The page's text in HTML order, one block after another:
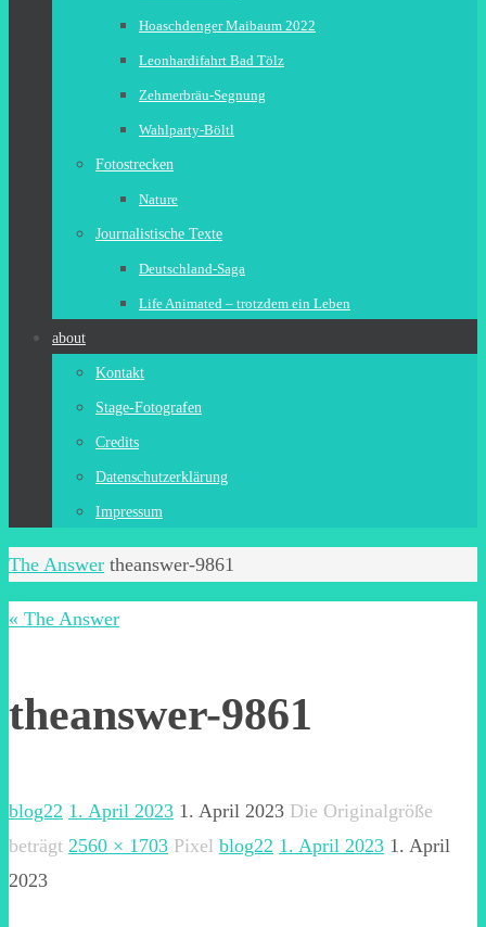
Hoaschdenger Maibaum 2022
Leonhardifahrt Bad Tölz
Zehmerbräu-Segnung
Wahlparty-Böltl
Fotostrecken
Nature
Journalistische Texte
Deutschland-Saga
Life Animated – trotzdem ein Leben
about
Kontakt
Stage-Fotografen
Credits
Datenschutzerklärung
Impressum
Start
The Answer theanswer-9861
« The Answer
theanswer-9861
blog22 1. April 2023 1. April 2023 Die Originalgröße
beträgt 2560 × 1703 Pixel blog22 1. April 2023 1. April
2023